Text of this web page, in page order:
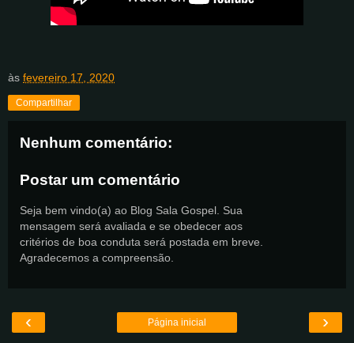
às fevereiro 17, 2020
Compartilhar
Nenhum comentário:
Postar um comentário
Seja bem vindo(a) ao Blog Sala Gospel. Sua
mensagem será avaliada e se obedecer aos
critérios de boa conduta será postada em breve.
Agradecemos a compreensão.
‹ ›
Página inicial